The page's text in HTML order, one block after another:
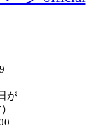
が